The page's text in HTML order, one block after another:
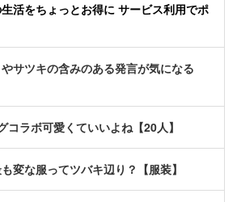
生活をちょっとお得に サービス利用でポ
やサツキの含みのある発言が気になる
コラボ可愛くていいよね【20人】
変な服ってツバキ辺り？【服装】